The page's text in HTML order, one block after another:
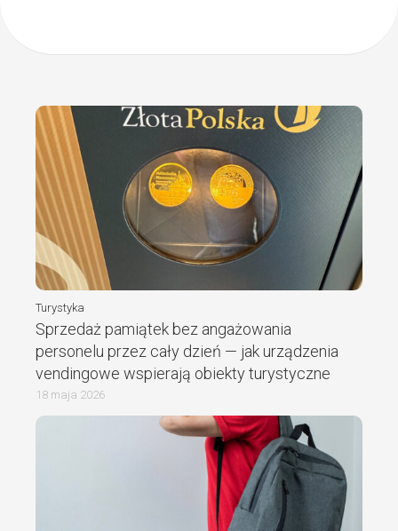
Turystyka
Sprzedaż pamiątek bez angażowania
personelu przez cały dzień — jak urządzenia
vendingowe wspierają obiekty turystyczne
18 maja 2026